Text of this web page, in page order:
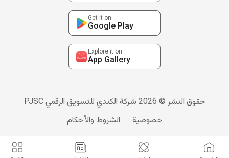
Get it on
Google Play
Explore it on
App Gallery
حقوق النشر © 2026 شركة الكندي للتسويق الرقمي PJSC
خصوصية
الشروط والأحكام